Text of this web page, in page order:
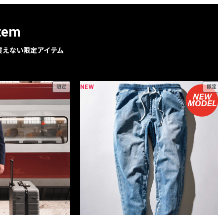
フォーカスブランド
ない限定アイテム
限定 NEW 限定